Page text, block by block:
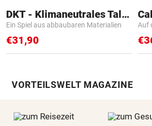
DKT - Klimaneutrales Talent
Ein Spiel aus abbaubaren Materialien
€31,90
Auf
VORTEILSWELT MAGAZINE